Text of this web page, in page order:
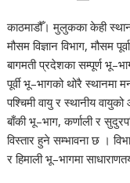
काठमाडौँ। मुलुकका केही
मौसम विज्ञान विभाग, मौसम
बागमती प्रदेशका सम्पूर्ण
पूर्वी भू–भागको थोरै
पश्चिमी वायु र स्थानीय
बाँकी भू–भाग, कर्णाली र
विस्तार हुने सम्भावना छ ।
र हिमाली भू–भागमा